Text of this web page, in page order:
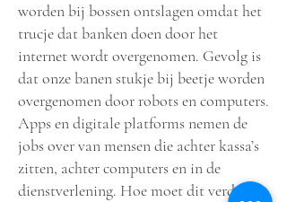
worden bij bossen ontslagen omdat het
trucje dat banken doen door het
internet wordt overgenomen. Gevolg is
dat onze banen stukje bij beetje worden
overgenomen door robots en computers.
Apps en digitale platforms nemen de
jobs over van mensen die achter kassa’s
zitten, achter computers en in de
dienstverlening. Hoe moet dit verder?